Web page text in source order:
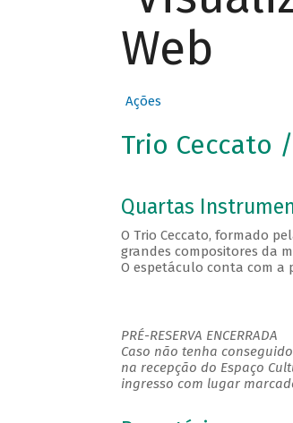
Web
Ações
Trio Ceccato
Quartas
O Trio Ceccato, formado
grandes compositores da
O espetáculo conta com a
PRÉ-RESERVA ENCERRADA
Caso não tenha
na recepção do Espaço
ingresso com lugar